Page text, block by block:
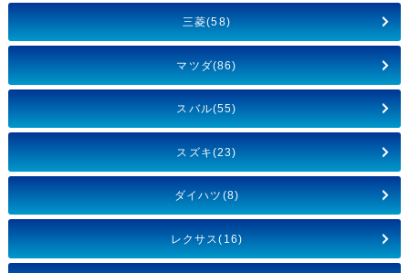
三菱(58)
マツダ(86)
スバル(55)
スズキ(23)
ダイハツ(8)
レクサス(16)